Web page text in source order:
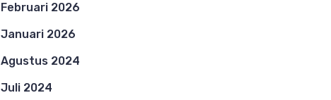
Februari 2026
Januari 2026
Agustus 2024
Juli 2024